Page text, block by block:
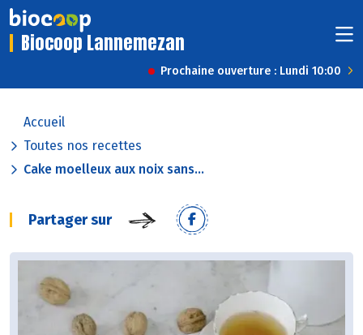
Biocoop Lannemezan
Prochaine ouverture : Lundi 10:00
Accueil
Toutes nos recettes
Cake moelleux aux noix sans...
Partager sur